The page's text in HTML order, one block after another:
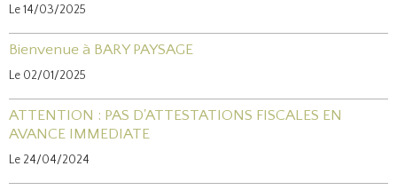
Le 14/03/2025
Bienvenue à BARY PAYSAGE
Le 02/01/2025
ATTENTION : PAS D'ATTESTATIONS FISCALES EN
AVANCE IMMEDIATE
Le 24/04/2024